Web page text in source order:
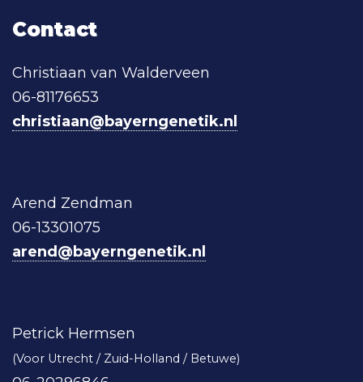
Contact
Christiaan van Walderveen
06-81176653
christiaan@bayerngenetik.nl
Arend Zendman
06-13301075
arend@bayerngenetik.nl
Petrick Hermsen
(Voor Utrecht / Zuid-Holland / Betuwe)